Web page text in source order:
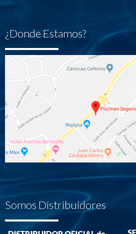
¿Donde Estamos?
Somos Distribuidores